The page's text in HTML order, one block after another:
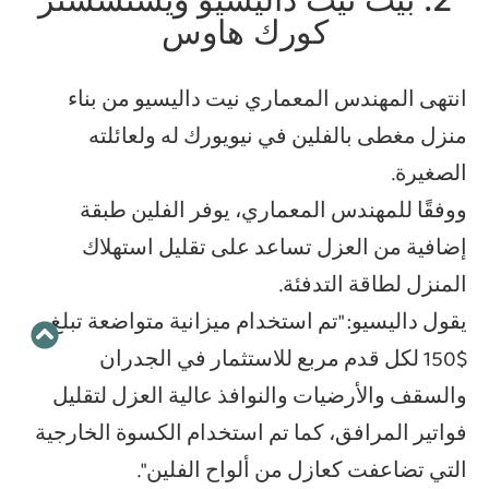
كورك هاوس
انتهى المهندس المعماري نيت داليسيو من بناء
منزل مغطى بالفلين في نيويورك له ولعائلته
الصغيرة.
ووفقًا للمهندس المعماري، يوفر الفلين طبقة
إضافية من العزل تساعد على تقليل استهلاك
المنزل لطاقة التدفئة.
يقول داليسيو: "تم استخدام ميزانية متواضعة تبلغ
$150 لكل قدم مربع للاستثمار في الجدران
والسقف والأرضيات والنوافذ عالية العزل لتقليل
فواتير المرافق، كما تم استخدام الكسوة الخارجية
التي تضاعفت كعازل من ألواح الفلين".